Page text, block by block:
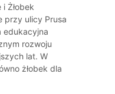
Żłobek
przy ulicy Prusa
edukacyjna
rozwoju
lat. W
żłobek dla